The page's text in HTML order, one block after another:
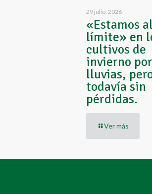
29 julio, 2026
«Estamos al
límite» en
cultivos de
invierno
lluvias,
todavía sin
pérdidas.
Ver más